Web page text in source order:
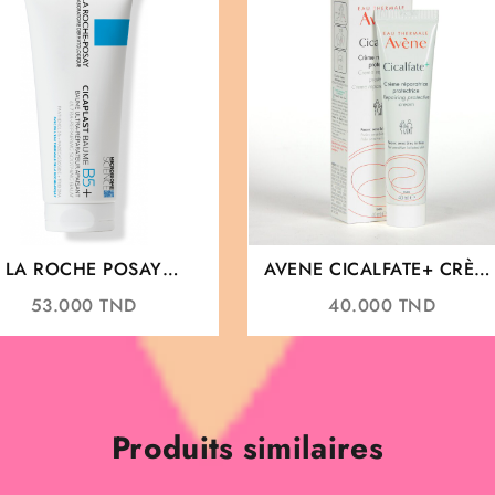
LA ROCHE POSAY
BAUME B5+
40ML
53.000TND
AVENE CICALFATE+
RÉPARATRICE
40ML
40.000 TND
Produits similaires